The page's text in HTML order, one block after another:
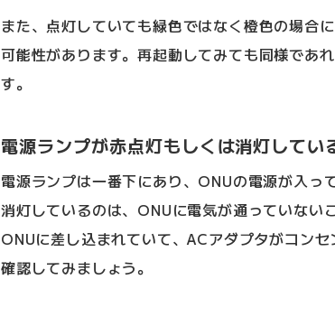
また、点灯していても緑色ではなく橙色の場合
可能性があります。再起動してみても同様であ
す。
電源ランプが赤点灯もしくは消灯してい
電源ランプは一番下にあり、ONUの電源が入っ
消灯しているのは、ONUに電気が通っていない
ONUに差し込まれていて、ACアダプタがコン
確認してみましょう。